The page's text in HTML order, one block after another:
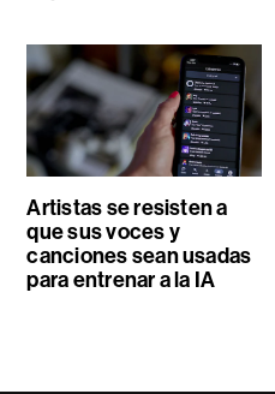
Artistas se resisten a
que sus voces y
canciones sean usadas
para entrenar a la IA